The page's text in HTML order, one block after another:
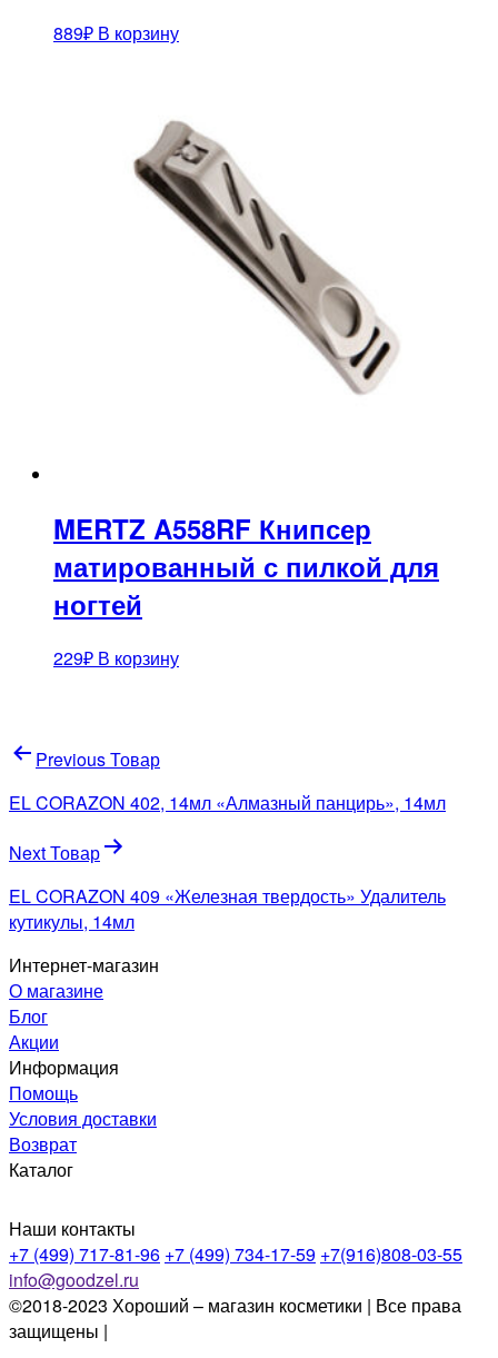
889₽ В корзину
MERTZ A558RF Книпсер
матированный с пилкой для
ногтей
229₽ В корзину
Навигация
по
записям
Previous Товар
EL CORAZON 402, 14мл «Алмазный панцирь», 14мл
Next Товар
EL CORAZON 409 «Железная твердость» Удалитель
кутикулы, 14мл
Интернет-магазин
О магазине
Блог
Акции
Информация
Помощь
Условия доставки
Возврат
Каталог
Наши контакты
+7 (499) 717-81-96 +7 (499) 734-17-59 +7(916)808-03-55
info@goodzel.ru
©2018-2023 Хороший – магазин косметики | Все права
защищены |